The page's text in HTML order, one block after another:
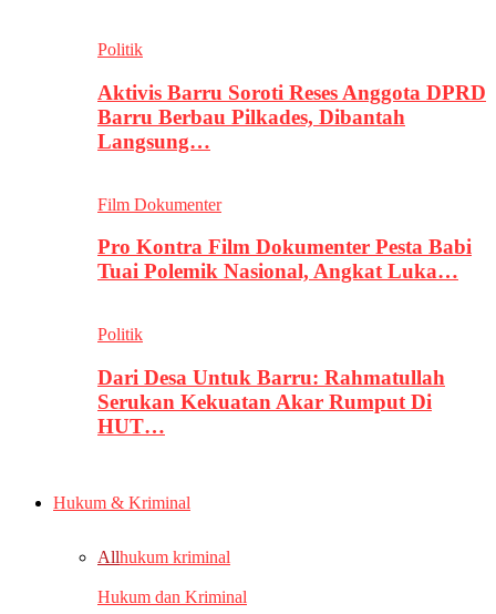
Politik
Aktivis Barru Soroti Reses Anggota DPRD
Barru Berbau Pilkades, Dibantah
Langsung…
Film Dokumenter
Pro Kontra Film Dokumenter Pesta Babi
Tuai Polemik Nasional, Angkat Luka…
Politik
Dari Desa Untuk Barru: Rahmatullah
Serukan Kekuatan Akar Rumput Di
HUT…
Hukum & Kriminal
Allhukum kriminal
Hukum dan Kriminal